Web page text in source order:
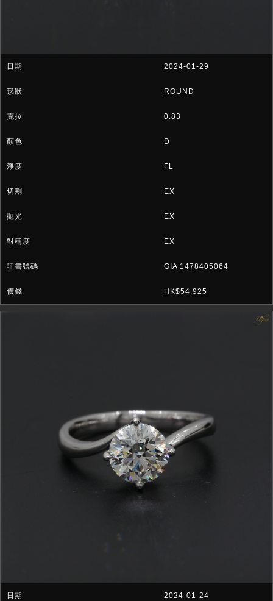
2024-01-29
ROUND
0.83
D
FL
EX
EX
EX
GIA 1478405064
HK$54,925
2024-01-24